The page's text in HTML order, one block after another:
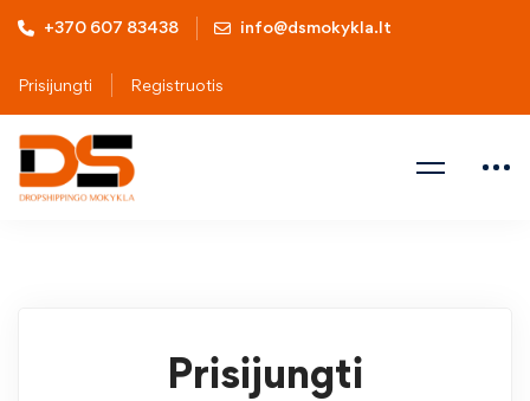
+370 607 83438 info@dsmokykla.lt
Prisijungti Registruotis
Prisijungti